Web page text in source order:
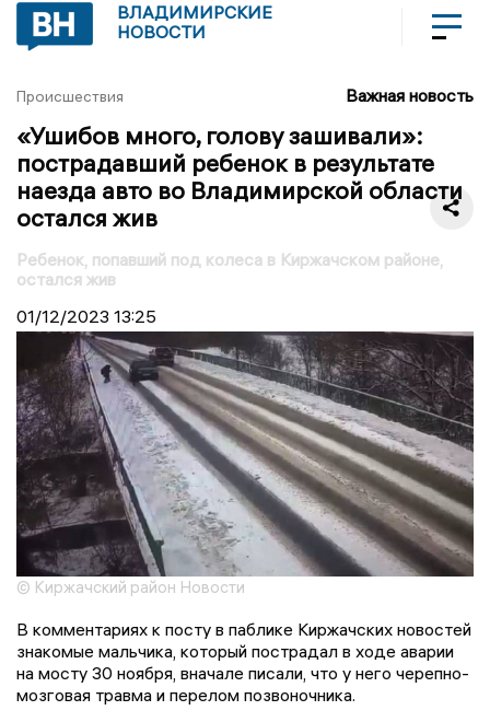
ВЛАДИМИРСКИЕ
НОВОСТИ
Происшествия Важная новость
«Ушибов много, голову зашивали»:
пострадавший ребенок в результате
наезда авто во Владимирской области
остался жив
Ребенок, попавший под колеса в Киржачском районе,
остался жив
01/12/2023 13:25
© Киржачский район Новости
В комментариях к посту в паблике Киржачских новостей
знакомые мальчика, который пострадал в ходе аварии
на мосту 30 ноября, вначале писали, что у него черепно-
мозговая травма и перелом позвоночника.